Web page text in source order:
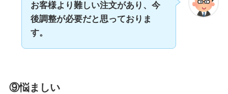
お客様より難しい注文があり、今
後調整が必要だと思っておりま
す。
⑨悩ましい